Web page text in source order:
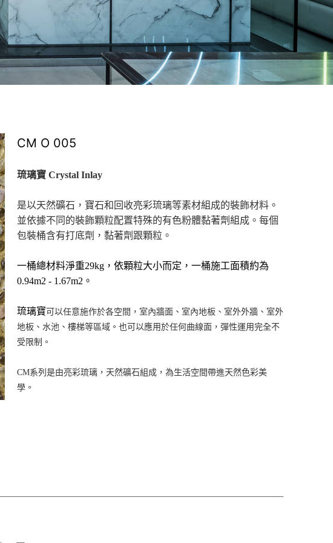
CM O 005
琉璃寶 Crystal Inlay
是以天然礦石，寶石和回收亮彩琉璃等素材組成的裝飾材料。
並依據不同的裝飾顆粒配置特殊的有色粉體黏著劑組成。每個
包裝桶含有打底劑，黏著劑跟顆粒。
一桶總材料淨重29kg，依顆粒大小而定，一桶施工面積約為
0.94m2 - 1.67m2。
琉璃寶 可以任意施作於各空間，室內牆面、室內地板、室外外牆、室外
地板、水池、樓梯等區域。也可以應用於任何曲線面，彈性運用完全不
受限制。
CM系列是由亮彩琉璃，天然礦石組成，為生活空間帶進天然色彩美
學。